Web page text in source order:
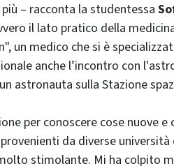
– racconta la studentessa
il lato pratico della
un medico che si è
anche l’incontro con
astronauta sulla Stazione
per conoscere cose nuove
da diverse
stimolante. Mi ha colpito